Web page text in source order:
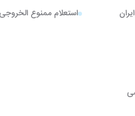
استعلام ممنوع